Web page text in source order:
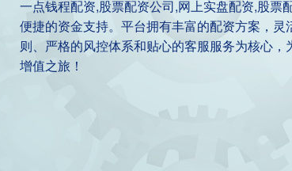
一点钱程配资,股票配资公司,网上实盘配资,股票
便捷的资金支持。平台拥有丰富的配资方案，
则、严格的风控体系和贴心的客服服务为核心
增值之旅！